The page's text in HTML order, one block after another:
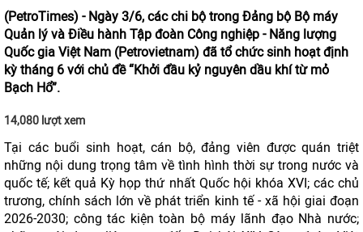
(PetroTimes) - Ngày 3/6, các chi bộ trong Đảng bộ Bộ máy
Quản lý và Điều hành Tập đoàn Công nghiệp - Năng lượng
Quốc gia Việt Nam (Petrovietnam) đã tổ chức sinh hoạt định
kỳ tháng 6 với chủ đề “Khởi đầu kỷ nguyên dầu khí từ mỏ
Bạch Hổ”.
14,080 lượt xem
Tại các buổi sinh hoạt, cán bộ, đảng viên được quán triệt
những nội dung trọng tâm về tình hình thời sự trong nước và
quốc tế; kết quả Kỳ họp thứ nhất Quốc hội khóa XVI; các chủ
trương, chính sách lớn về phát triển kinh tế - xã hội giai đoạn
2026-2030; công tác kiện toàn bộ máy lãnh đạo Nhà nước;